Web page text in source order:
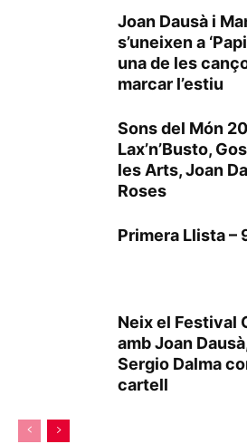
Joan Dausà i
s’uneixen a
una de les
marcar l’estiu
Sons del Món
Lax’n’Busto,
les Arts, Joan
Roses
Primera Llista –
Neix el Festival
amb Joan
Sergio Dalma
cartell